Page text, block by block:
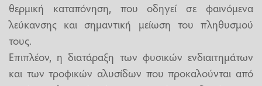
θερμική καταπόνηση, που οδηγεί σε φαινόμενα
λεύκανσης και σημαντική μείωση του πληθυσμού
τους.
Επιπλέον, η διατάραξη των φυσικών ενδιαιτημάτων
και των τροφικών αλυσίδων που προκαλούνται από